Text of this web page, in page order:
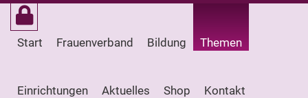
Start Frauenverband Bildung Themen
Einrichtungen Aktuelles Shop Kontakt